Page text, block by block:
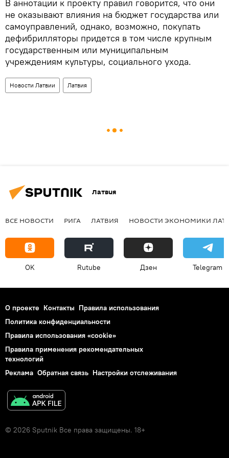
В аннотации к проекту правил говорится, что они
не оказывают влияния на бюджет государства или
самоуправлений, однако, возможно, покупать
дефибрилляторы придется в том числе крупным
государственным или муниципальным
учреждениям культуры, социального ухода.
Новости Латвии Латвия
Латвия
ВСЕ НОВОСТИ РИГА ЛАТВИЯ НОВОСТИ ЭКОНОМИКИ
OK Rutube Дзен Telegram
О проекте Контакты Правила использования
Политика конфиденциальности
Правила использования «cookie»
Правила применения рекомендательных
технологий
Реклама Обратная связь Настройки отслеживания
© 2026 Sputnik Все права защищены. 18+